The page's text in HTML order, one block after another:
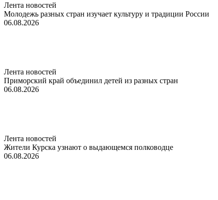
Лента новостей
Молодежь разных стран изучает культуру и традиции России
06.08.2026
Лента новостей
Приморский край объединил детей из разных стран
06.08.2026
Лента новостей
Жители Курска узнают о выдающемся полководце
06.08.2026